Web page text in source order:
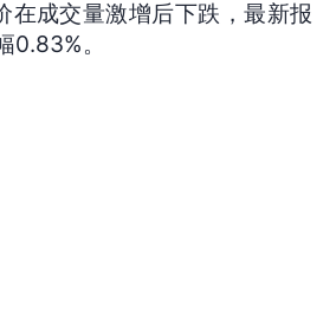
在成交量激增后下跌，最新报
0.83%。